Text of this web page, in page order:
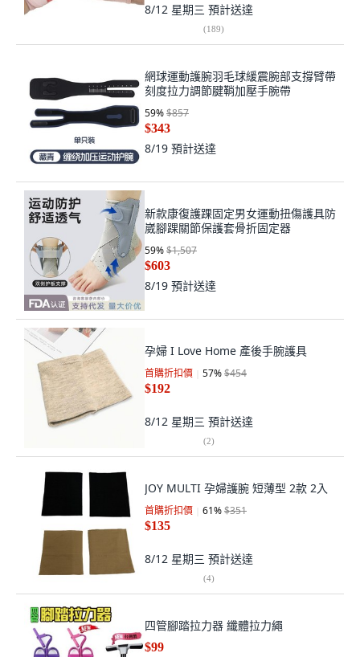
8/12 星期三 預計送達
(189)
網球運動護腕羽毛球緩震腕部支撐臂帶
刻度拉力調節腱鞘加壓手腕帶
59%$857
$343
8/19 預計送達
新款康復護踝固定男女運動扭傷護具防
崴腳踝關節保護套骨折固定器
59%$1,507
$603
8/19 預計送達
孕婦 I Love Home 產後手腕護具
首購折扣價 57%$454
$192
8/12 星期三 預計送達
(2)
JOY MULTI 孕婦護腕 短薄型 2款 2入
首購折扣價 61%$351
$135
8/12 星期三 預計送達
(4)
四管腳踏拉力器 纖體拉力繩
$99